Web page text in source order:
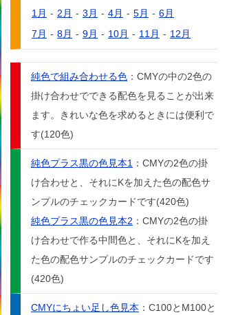
1月 - 2月 - 3月 - 4月 - 5月 - 6月
7月 - 8月 - 9月 - 10月 - 11月 - 12月
純色で組み合わせる色 ：CMYの中の2色の
掛け合わせでできる配色を見ることが出来
ます。きれいな色を求めるときには便利で
す(120色)
純色プラス黒の色見本1 ：CMYの2色の掛
け合わせと、それにKを加えた色の配色サ
ンプルのチェックカードです(420色)
純色プラス黒の色見本2 ：CMYの2色の掛
け合わせで作る中間色と、それにKを加え
た色の配色サンプルのチェックカードです
(420色)
CMYにちょい足し色見本 ：C100とM100と